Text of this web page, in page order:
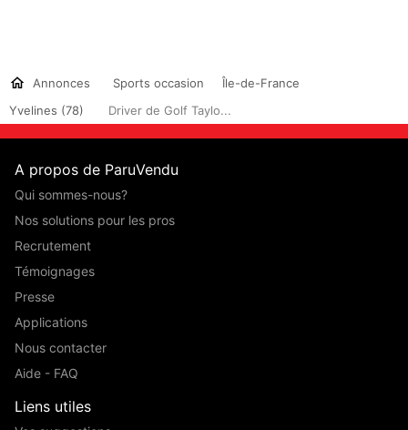
Annonces Sports occasion
Île-de-France
Yvelines (78)
Driver de Golf Taylo...
A propos de ParuVendu
Qui sommes-nous?
Nos solutions pour les pros
Recrutement
Témoignages
Presse
Applications
Nous contacter
Aide - FAQ
Liens utiles